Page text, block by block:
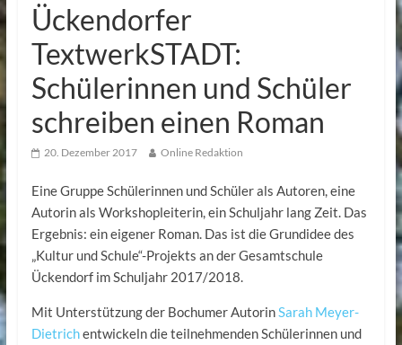
Ückendorfer
TextwerkSTADT:
Schülerinnen und Schüler
schreiben einen Roman
20. Dezember 2017 Online Redaktion
Eine Gruppe Schülerinnen und Schüler als Autoren, eine
Autorin als Workshopleiterin, ein Schuljahr lang Zeit. Das
Ergebnis: ein eigener Roman. Das ist die Grundidee des
„Kultur und Schule“-Projekts an der Gesamtschule
Ückendorf im Schuljahr 2017/2018.
Mit Unterstützung der Bochumer AutorinSarah Meyer-
Dietrichentwickeln die teilnehmenden Schülerinnen und